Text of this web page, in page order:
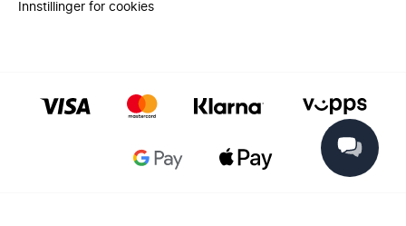
Innstillinger for cookies